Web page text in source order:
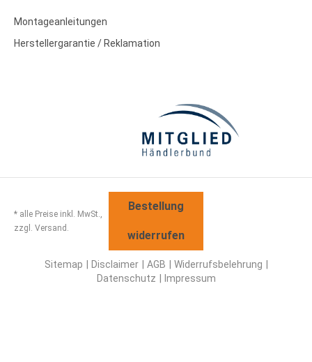
Montageanleitungen
Herstellergarantie / Reklamation
* alle Preise inkl. MwSt.,
zzgl. Versand.
Bestellung
widerrufen
Sitemap Disclaimer AGB
Widerrufsbelehrung
Datenschutz
Impressum